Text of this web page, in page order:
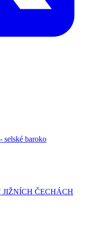
selské baroko
JIŽNÍCH ČECHÁCH